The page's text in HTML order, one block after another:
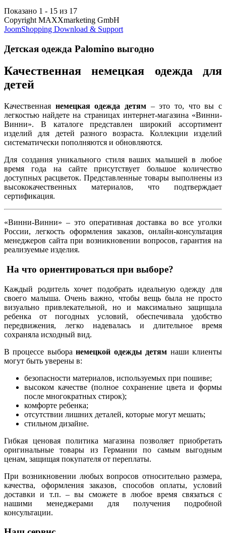
Показано 1 - 15 из 17
Copyright MAXXmarketing GmbH
JoomShopping Download & Support
Детская одежда Palomino выгодно
Качественная немецкая одежда для
детей
Качественная немецкая одежда детям – это то, что вы с
легкостью найдете на страницах интернет-магазина «Винни-
Винни». В каталоге представлен широкий ассортимент
изделий для детей разного возраста. Коллекции изделий
систематически пополняются и обновляются.
Для создания уникального стиля ваших малышей в любое
время года на сайте присутствует большое количество
доступных расцветок. Представленные товары выполнены из
высококачественных материалов, что подтверждает
сертификация.
«Винни-Винни» – это оперативная доставка во все уголки
России, легкость оформления заказов, онлайн-консультация
менеджеров сайта при возникновении вопросов, гарантия на
реализуемые изделия.
На что ориентироваться при выборе?
Каждый родитель хочет подобрать идеальную одежду для
своего малыша. Очень важно, чтобы вещь была не просто
визуально привлекательной, но и максимально защищала
ребенка от погодных условий, обеспечивала удобство
передвижения, легко надевалась и длительное время
сохраняла исходный вид.
В процессе выборанемецкой одежды детям наши клиенты
могут быть уверены в:
безопасности материалов, используемых при пошиве;
высоком качестве (полное сохранение цвета и формы
после многократных стирок);
комфорте ребенка;
отсутствии лишних деталей, которые могут мешать;
стильном дизайне.
Гибкая ценовая политика магазина позволяет приобретать
оригинальные товары из Германии по самым выгодным
ценам, защищая покупателя от переплаты.
При возникновении любых вопросов относительно размера,
качества, оформления заказов, способов оплаты, условий
доставки и т.п. – вы сможете в любое время связаться с
нашими менеджерами для получения подробной
консультации.